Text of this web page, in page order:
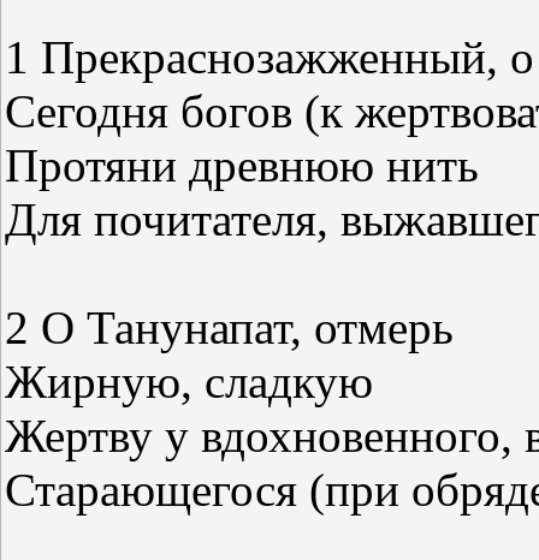
1 Прекраснозажженный,
Сегодня богов (к
Протяни древнюю нить
Для почитателя,
2 О Танунапат, отмерь
Жирную, сладкую
Жертву у вдохновенного,
Старающегося (при